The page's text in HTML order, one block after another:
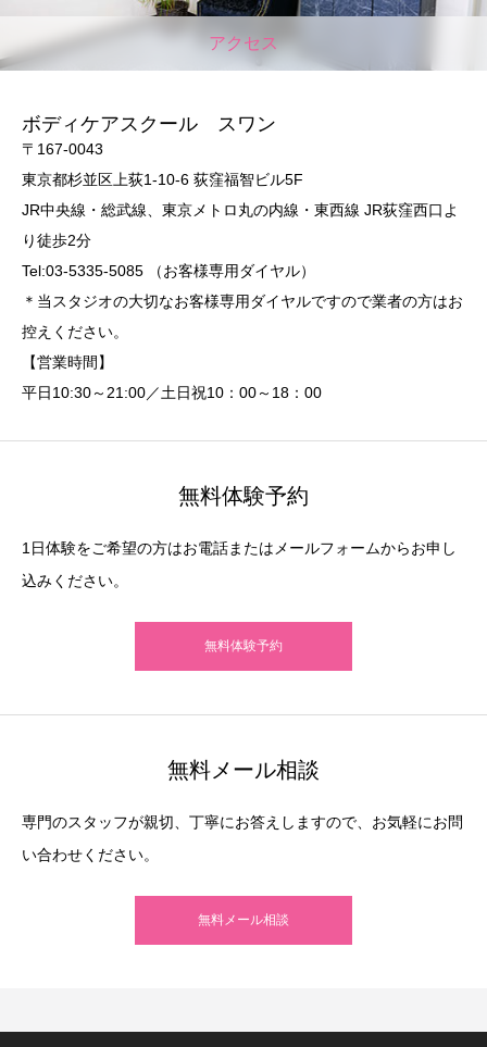
アクセス
ボディケアスクール スワン
〒167-0043
東京都杉並区上荻1-10-6 荻窪福智ビル5F
JR中央線・総武線、東京メトロ丸の内線・東西線 JR荻窪西口よ
り徒歩2分
Tel:03-5335-5085 （お客様専用ダイヤル）
＊当スタジオの大切なお客様専用ダイヤルですので業者の方はお
控えください。
【営業時間】
平日10:30～21:00／土日祝10：00～18：00
無料体験予約
1日体験をご希望の方はお電話またはメールフォームからお申し
込みください。
無料体験予約
無料メール相談
専門のスタッフが親切、丁寧にお答えしますので、お気軽にお問
い合わせください。
無料メール相談